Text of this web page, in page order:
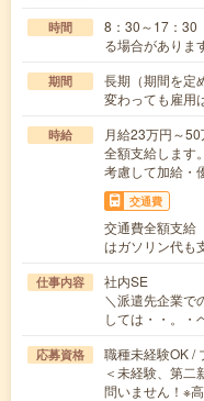
時間
8：30～17：30
る場合があり
期間
長期（期間を定
変わっても雇用
時給
月給23万円～
全額支給しま
考慮して加給・
交通費
交通費全額支給
はガソリン代も
仕事内容
社内SE
＼派遣先企業で
しては・・。
応募資格
職種未経験OK /
＜未経験、第二
問いません！※